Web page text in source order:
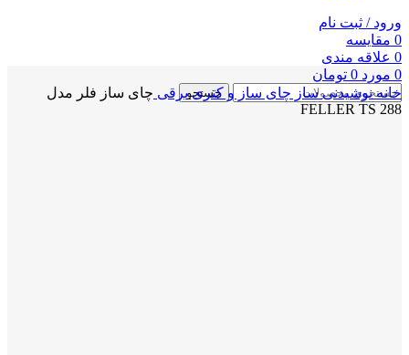
ورود / ثبت نام
0 مقايسه
0 علاقه مندی
0 مورد 0 تومان
جستجو خانهنوشیدنی ساز چای ساز و کتری برقی چای ساز فلر مدل
FELLER TS 288